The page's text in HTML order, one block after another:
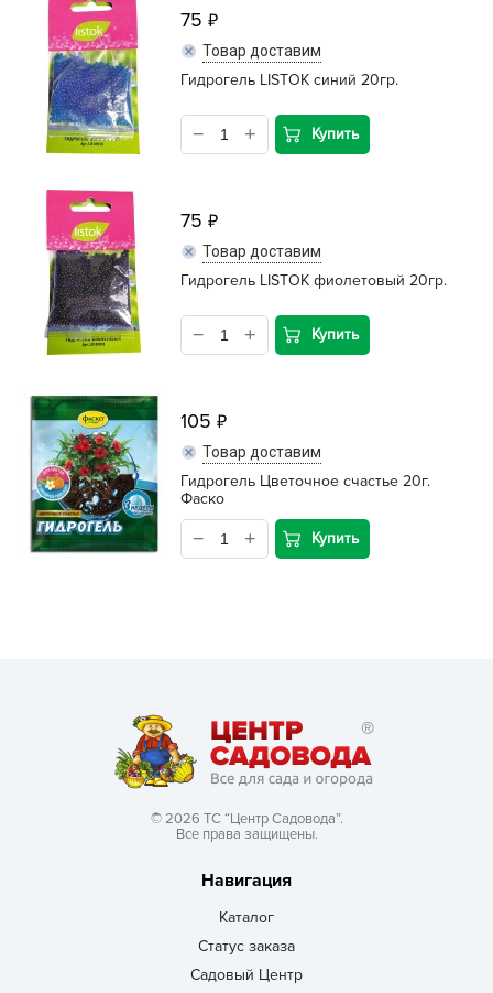
75
Товар доставим
Гидрогель LISTOK синий 20гр.
Купить
75
Товар доставим
Гидрогель LISTOK фиолетовый 20гр.
Купить
105
Товар доставим
Гидрогель Цветочное счастье 20г.
Фаско
Купить
© 2026 ТС “Центр Садовода”.
Все права защищены.
Навигация
Каталог
Статус заказа
Садовый Центр